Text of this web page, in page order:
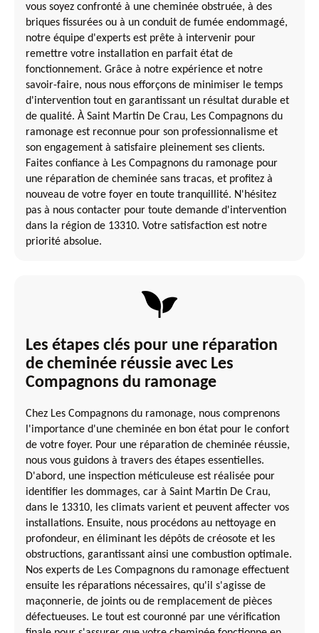
vous soyez confronté à une cheminée obstruée, à des
briques fissurées ou à un conduit de fumée endommagé,
notre équipe d'experts est prête à intervenir pour
remettre votre installation en parfait état de
fonctionnement. Grâce à notre expérience et notre
savoir-faire, nous nous efforçons de minimiser le temps
d'intervention tout en garantissant un résultat durable et
de qualité. À Saint Martin De Crau, Les Compagnons du
ramonage est reconnue pour son professionnalisme et
son engagement à satisfaire pleinement ses clients.
Faites confiance à Les Compagnons du ramonage pour
une réparation de cheminée sans tracas, et profitez à
nouveau de votre foyer en toute tranquillité. N'hésitez
pas à nous contacter pour toute demande d'intervention
dans la région de 13310. Votre satisfaction est notre
priorité absolue.
Les étapes clés pour une réparation
de cheminée réussie avec Les
Compagnons du ramonage
Chez Les Compagnons du ramonage, nous comprenons
l'importance d'une cheminée en bon état pour le confort
de votre foyer. Pour une réparation de cheminée réussie,
nous vous guidons à travers des étapes essentielles.
D'abord, une inspection méticuleuse est réalisée pour
identifier les dommages, car à Saint Martin De Crau,
dans le 13310, les climats varient et peuvent affecter vos
installations. Ensuite, nous procédons au nettoyage en
profondeur, en éliminant les dépôts de créosote et les
obstructions, garantissant ainsi une combustion optimale.
Nos experts de Les Compagnons du ramonage effectuent
ensuite les réparations nécessaires, qu'il s'agisse de
maçonnerie, de joints ou de remplacement de pièces
défectueuses. Le tout est couronné par une vérification